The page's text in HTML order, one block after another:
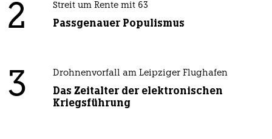
2 Streit um Rente mit 63
Passgenauer Populismus
3 Drohnenvorfall am Leipziger Flughafen
Das Zeitalter der elektronischen
Kriegsführung